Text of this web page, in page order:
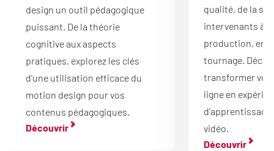
design un outil pédagogique
puissant. De la théorie
cognitive aux aspects
pratiques, explorez les clés
d'une utilisation efficace du
motion design pour vos
contenus pédagogiques.
Découvrir
qualité, de la
intervenants à
production, en
tournage.
transformer
ligne en
d'apprentissage
vidéo.
Découvrir